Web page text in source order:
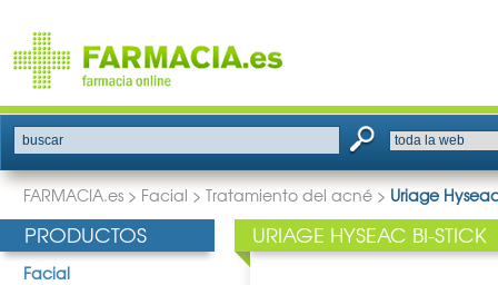
buscar
FARMACIA.es > Facial > Tratamiento del acné > Uriage
PRODUCTOS
Facial
URIAGE HYSEAC BI-STICK